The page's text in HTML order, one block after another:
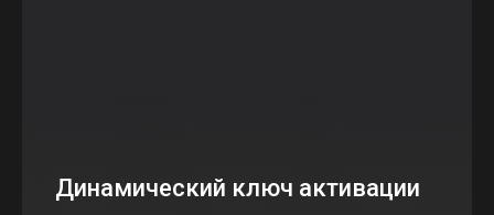
Динамический ключ активации